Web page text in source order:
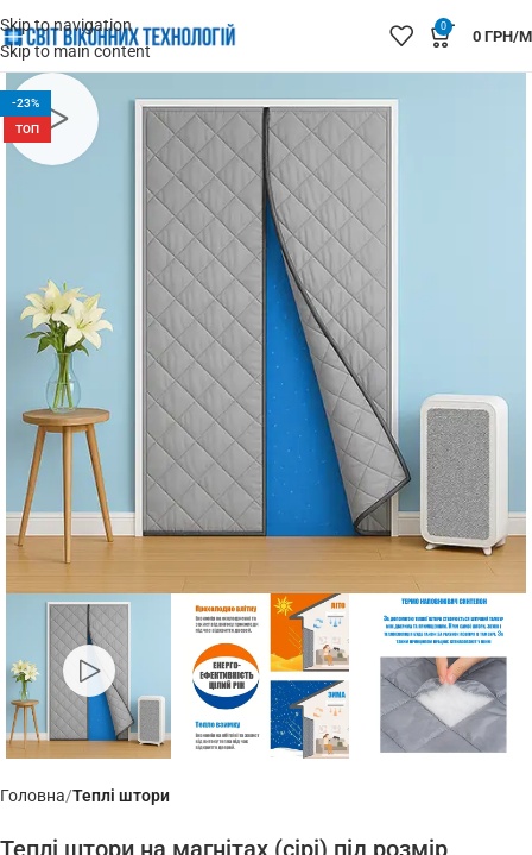
Skip to navigation
Skip to main content
0
0 ГРН/
-23%
ТОП
Головна Теплі штори